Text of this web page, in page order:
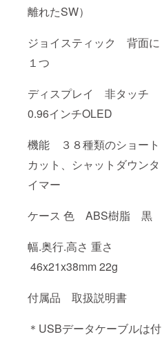
離れたSW）
ジョイスティック 背面に
１つ
ディスプレイ 非タッチ
0.96インチOLED
機能 ３８種類のショート
カット、シャットダウンタ
イマー
ケース 色 ABS樹脂 黒
幅.奥行.高さ 重さ
46x21x38mm 22g
付属品 取扱説明書
＊USBデータケーブルは付